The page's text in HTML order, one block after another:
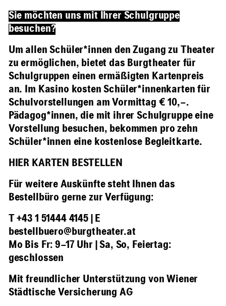
Sie möchten uns mit Ihrer Schulgruppe
besuchen?
Um allen Schüler*innen den Zugang zu Theater
zu ermöglichen, bietet das Burgtheater für
Schulgruppen einen ermäßigten Kartenpreis
an. Im Kasino kosten Schüler*innenkarten für
Schulvorstellungen am Vormittag € 10,–.
Pädagog*innen, die mit ihrer Schulgruppe eine
Vorstellung besuchen, bekommen pro zehn
Schüler*innen eine kostenlose Begleitkarte.
HIER KARTEN BESTELLEN
Für weitere Auskünfte steht Ihnen das
Bestellbüro gerne zur Verfügung:
T +43 1 51444 4145 | E
bestellbuero@burgtheater.at
Mo Bis Fr: 9–17 Uhr | Sa, So, Feiertag:
geschlossen
Mit freundlicher Unterstützung von Wiener
Städtische Versicherung AG